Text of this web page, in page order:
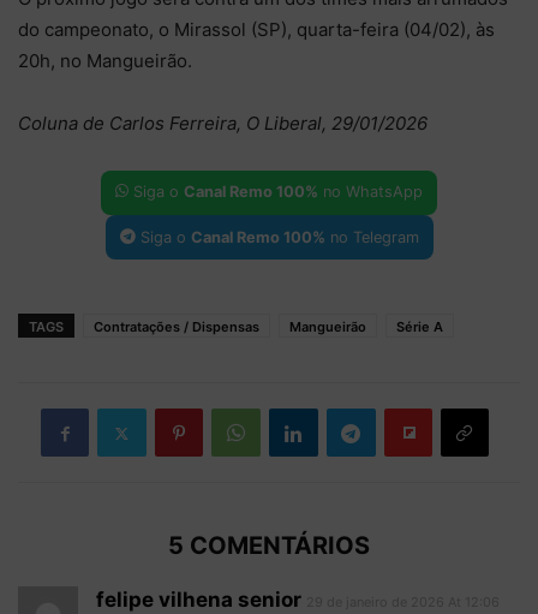
do campeonato, o Mirassol (SP), quarta-feira (04/02), às
20h, no Mangueirão.
Coluna de Carlos Ferreira, O Liberal, 29/01/2026
Siga o Canal Remo 100% no WhatsApp
Siga o Canal Remo 100% no Telegram
TAGS Contratações / Dispensas Mangueirão Série A
5 COMENTÁRIOS
felipe vilhena senior